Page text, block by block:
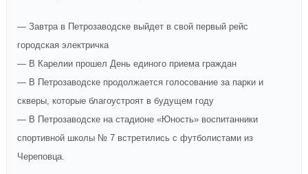
— Завтра в Петрозаводске выйдет в свой первый рейс
городская электричка
— В Карелии прошел День единого приема граждан
— В Петрозаводске продолжается голосование за парки и
скверы, которые благоустроят в будущем году
— В Петрозаводске на стадионе «Юность» воспитанники
спортивной школы № 7 встретились с футболистами из
Череповца.